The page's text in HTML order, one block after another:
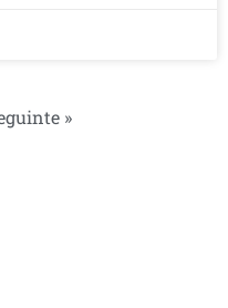
»